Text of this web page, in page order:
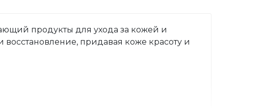
продукты для ухода за кожей и
придавая коже красоту и